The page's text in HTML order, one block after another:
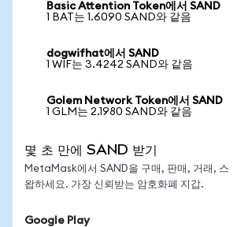
Basic Attention Token에서 SAND
1 BAT는 1.6090 SAND와 같음
dogwifhat에서 SAND
1 WIF는 3.4242 SAND와 같음
Golem Network Token에서 SAND
1 GLM는 2.1980 SAND와 같음
몇 초 만에 SAND 받기
MetaMask에서 SAND을 구매, 판매, 거래, 스
왑하세요. 가장 신뢰받는 암호화폐 지갑.
Google Play